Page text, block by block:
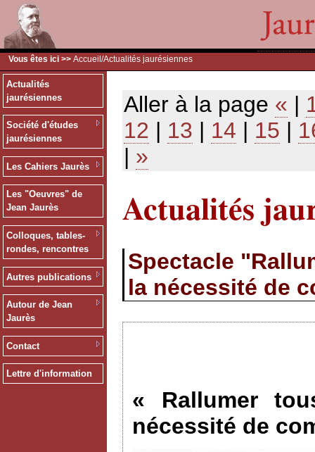
Vous êtes ici >> Accueil /Actualités jaurésiennes
Actualités
jaurésiennes
Société d'études
jaurésiennes
Les Cahiers Jaurès
Les "Oeuvres" de
Jean Jaurès
Colloques, tables-
rondes, rencontres
Autres publications
Autour de Jean
Jaurès
Contact
Lettre d'information
Aller à la page « |
12 | 13 | 14 | 15 |
| »
Actualités
Spectacle
la nécessité de
« Rallumer
nécessité de